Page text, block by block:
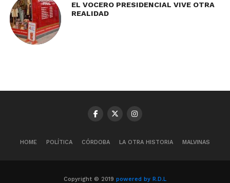
EL VOCERO PRESIDENCIAL VIVE OTRA
REALIDAD
HOME POLÍTICA CÓRDOBA LA OTRA HISTORIA MALVINAS
Copyright © 2019 powered by R.D.L